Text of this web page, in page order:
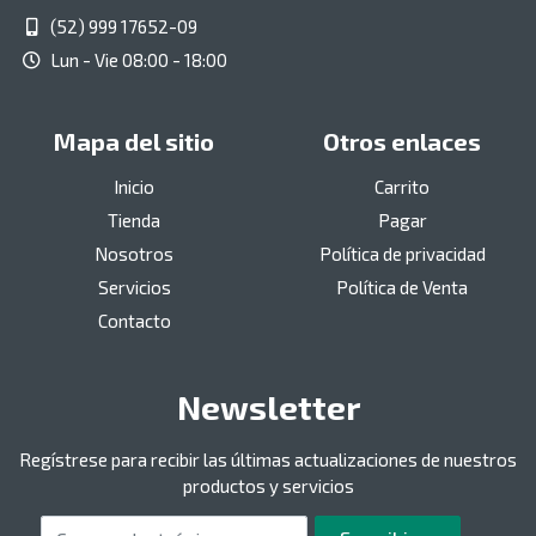
(52) 999 17652-09
Lun - Vie 08:00 - 18:00
Mapa del sitio
Inicio
Tienda
Nosotros
Servicios
Contacto
Otros enlaces
Carrito
Pagar
Política de privacidad
Política de Venta
Newsletter
Regístrese para recibir las últimas actualizaciones de nuestros
productos y servicios
Correo electrónico